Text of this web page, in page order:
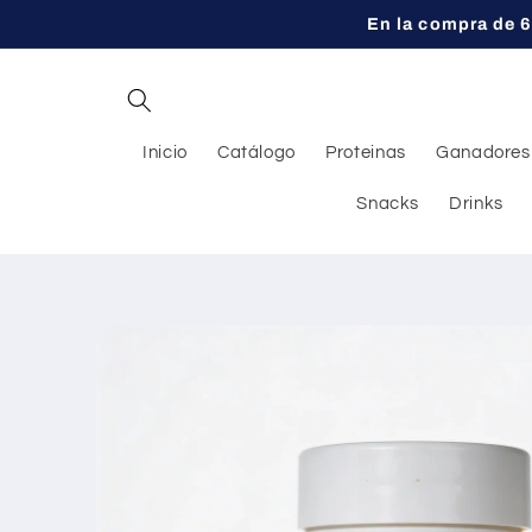
al contenido
En la compra de
Inicio Catálogo Proteinas Ganadores
Snacks Drinks